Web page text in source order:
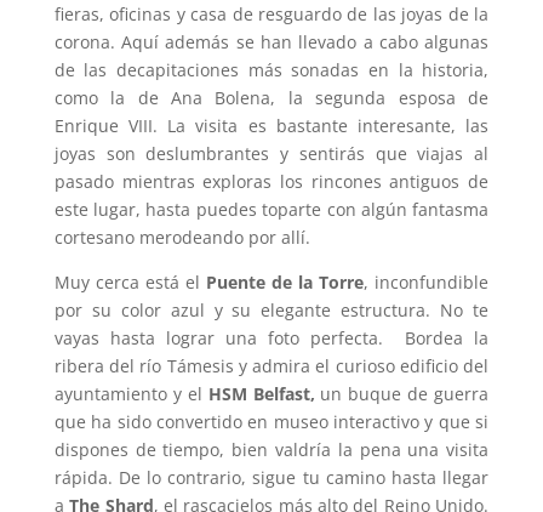
fieras, oficinas y casa de resguardo de las joyas de la
corona. Aquí además se han llevado a cabo algunas
de las decapitaciones más sonadas en la historia,
como la de Ana Bolena, la segunda esposa de
Enrique VIII. La visita es bastante interesante, las
joyas son deslumbrantes y sentirás que viajas al
pasado mientras exploras los rincones antiguos de
este lugar, hasta puedes toparte con algún fantasma
cortesano merodeando por allí.
Muy cerca está el Puente de la Torre, inconfundible
por su color azul y su elegante estructura. No te
vayas hasta lograr una foto perfecta. Bordea la
ribera del río Támesis y admira el curioso edificio del
ayuntamiento y el HSM Belfast, un buque de guerra
que ha sido convertido en museo interactivo y que si
dispones de tiempo, bien valdría la pena una visita
rápida. De lo contrario, sigue tu camino hasta llegar
aThe Shard, el rascacielos más alto del Reino Unido.